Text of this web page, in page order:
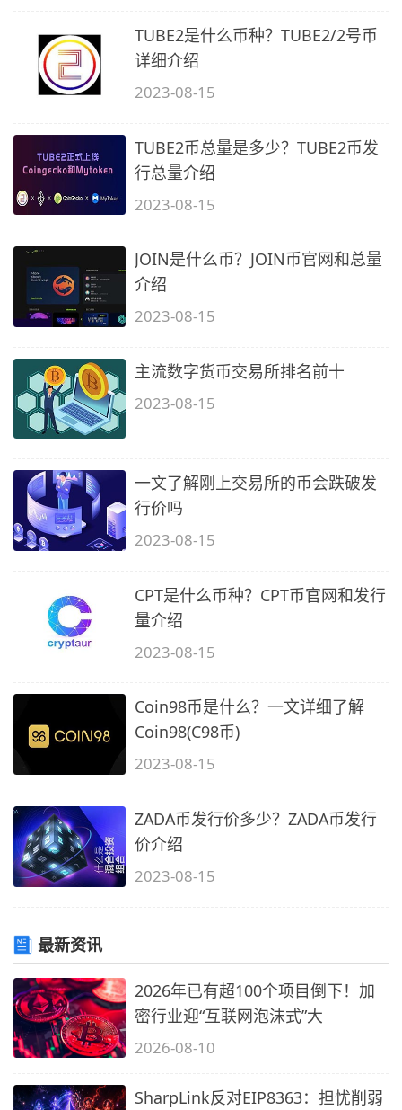
TUBE2是什么币种？TUBE2/2号币
详细介绍
2023-08-15
TUBE2币总量是多少？TUBE2币发
行总量介绍
2023-08-15
JOIN是什么币？JOIN币官网和总量
介绍
2023-08-15
主流数字货币交易所排名前十
2023-08-15
一文了解刚上交易所的币会跌破发
行价吗
2023-08-15
CPT是什么币种？CPT币官网和发行
量介绍
2023-08-15
Coin98币是什么？一文详细了解
Coin98(C98币)
2023-08-15
ZADA币发行价多少？ZADA币发行
价介绍
2023-08-15
最新资讯
2026年已有超100个项目倒下！加
密行业迎“互联网泡沫式”大
2026-08-10
SharpLink反对EIP8363：担忧削弱